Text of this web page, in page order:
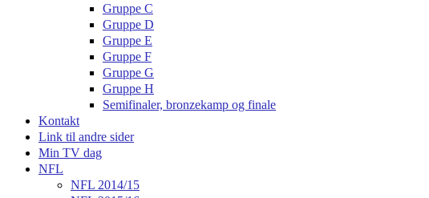
Gruppe C
Gruppe D
Gruppe E
Gruppe F
Gruppe G
Gruppe H
Semifinaler, bronzekamp og finale
Kontakt
Link til andre sider
Min TV dag
NFL
NFL 2014/15